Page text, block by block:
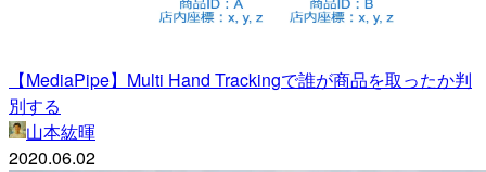
【MediaPipe】Multi Hand Trackingで誰が商品を取ったか判
別する
山本紘暉
2020.06.02